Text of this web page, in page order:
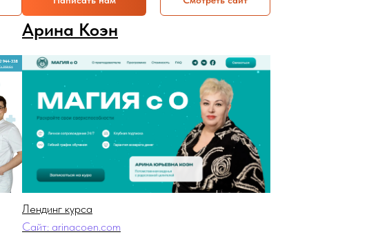
Лендинг курса
Сайт: arinacoen.com
Арина Коэн